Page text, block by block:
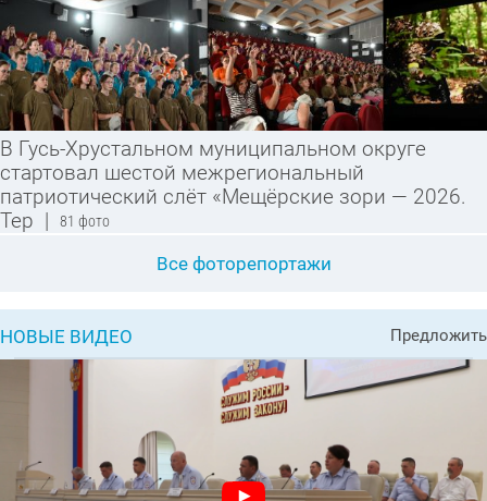
В Гусь-Хрустальном муниципальном округе
стартовал шестой межрегиональный
патриотический слёт «Мещёрские зори — 2026.
Тер | 81 фото
Все фоторепортажи
НОВЫЕ ВИДЕО Предложить